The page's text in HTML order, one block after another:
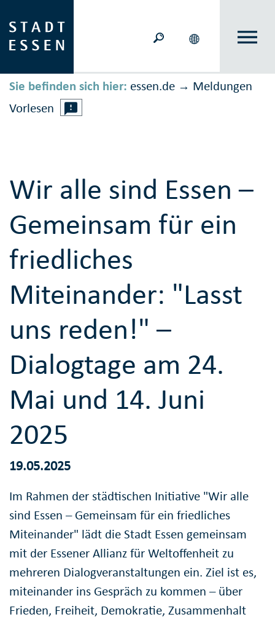
Sie befinden sich hier: essen.de → Meldungen
Vorlesen
Wir alle sind Essen –
Gemeinsam für ein
friedliches
Miteinander: "Lasst
uns reden!" –
Dialogtage am 24.
Mai und 14. Juni
2025
19.05.2025
Im Rahmen der städtischen Initiative "Wir alle
sind Essen – Gemeinsam für ein friedliches
Miteinander" lädt die Stadt Essen gemeinsam
mit der Essener Allianz für Weltoffenheit zu
mehreren Dialogveranstaltungen ein. Ziel ist es,
miteinander ins Gespräch zu kommen – über
Frieden, Freiheit, Demokratie, Zusammenhalt